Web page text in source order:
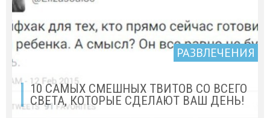
РАЗВЛЕЧЕНИЯ
10 САМЫХ СМЕШНЫХ ТВИТОВ СО ВСЕГО
СВЕТА, КОТОРЫЕ СДЕЛАЮТ ВАШ ДЕНЬ!